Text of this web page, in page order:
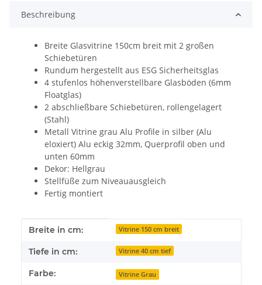
Beschreibung
Breite Glasvitrine 150cm breit mit 2 großen
Schiebetüren
Rundum hergestellt aus ESG Sicherheitsglas
4 stufenlos höhenverstellbare Glasböden (6mm
Floatglas)
2 abschließbare Schiebetüren, rollengelagert
(Stahl)
Metall Vitrine grau Alu Profile in silber (Alu
eloxiert) Alu eckig 32mm, Querprofil oben und
unten 60mm
Dekor: Hellgrau
Stellfüße zum Niveauausgleich
Fertig montiert
Produkteigenschaft
Wert
Breite in cm: Vitrine 150 cm breit
Tiefe in cm: Vitrine 40 cm tief
Farbe: Vitrine Grau